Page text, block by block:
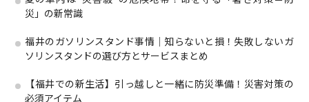
災」の新常識
福井のガソリンスタンド事情｜知らないと損！失敗しないガ
ソリンスタンドの選び方とサービスまとめ
【福井での新生活】引っ越しと一緒に防災準備！災害対策の
必須アイテム